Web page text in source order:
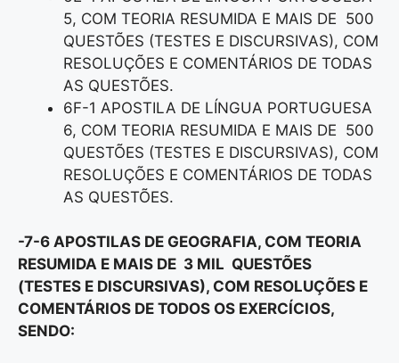
5, COM TEORIA RESUMIDA E MAIS DE 500
QUESTÕES (TESTES E DISCURSIVAS), COM
RESOLUÇÕES E COMENTÁRIOS DE TODAS
AS QUESTÕES.
6F-1 APOSTILA DE LÍNGUA PORTUGUESA
6, COM TEORIA RESUMIDA E MAIS DE 500
QUESTÕES (TESTES E DISCURSIVAS), COM
RESOLUÇÕES E COMENTÁRIOS DE TODAS
AS QUESTÕES.
-7-6 APOSTILAS DE GEOGRAFIA, COM TEORIA
RESUMIDA E MAIS DE 3 MIL QUESTÕES
(TESTES E DISCURSIVAS), COM RESOLUÇÕES E
COMENTÁRIOS DE TODOS OS EXERCÍCIOS,
SENDO: